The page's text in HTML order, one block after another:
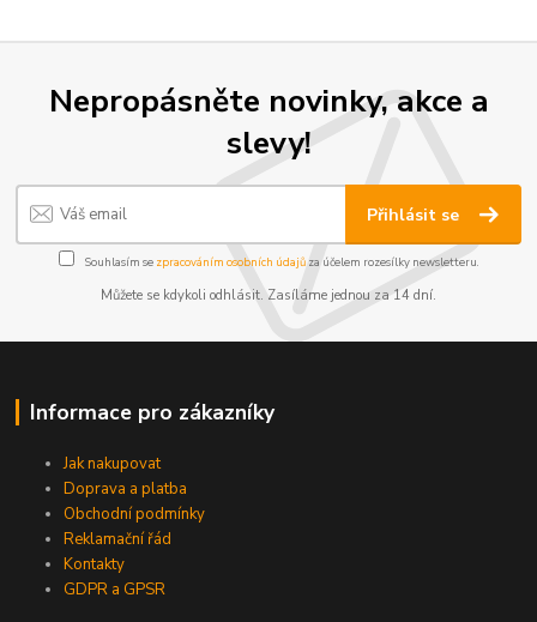
Nepropásněte novinky, akce a
slevy!
Přihlásit se
Souhlasím se zpracováním osobních údajůza účelem rozesílky newsletteru.
Můžete se kdykoli odhlásit. Zasíláme jednou za 14 dní.
Informace pro zákazníky
Jak nakupovat
Doprava a platba
Obchodní podmínky
Reklamační řád
Kontakty
GDPR a GPSR